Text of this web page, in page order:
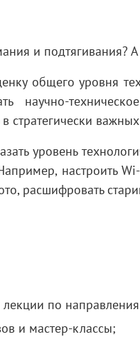
и подтягивания? А
общего уровня
научно-
стратегически
уровень
настроить
расшифровать
по
и мастер-классы;